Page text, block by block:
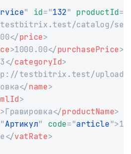
" id="132" productId=
catalog/
</price>
>1000.00</purchasePrice>
3 </categoryId>
testbitrix.test/upload/
</name>
>
>Гравировка</productName>
" Артикул" code="article">
</vatRate>